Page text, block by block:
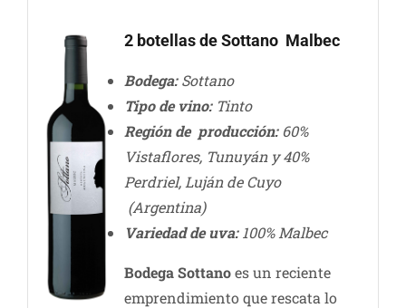
2 botellas de Sottano Malbec
Bodega:Sottano
Tipo de vino:Tinto
Región de producción:60%
Vistaflores, Tunuyán y 40%
Perdriel, Luján de Cuyo
(Argentina)
Variedad de uva:100% Malbec
Bodega Sottanoes un reciente
emprendimiento que rescata lo